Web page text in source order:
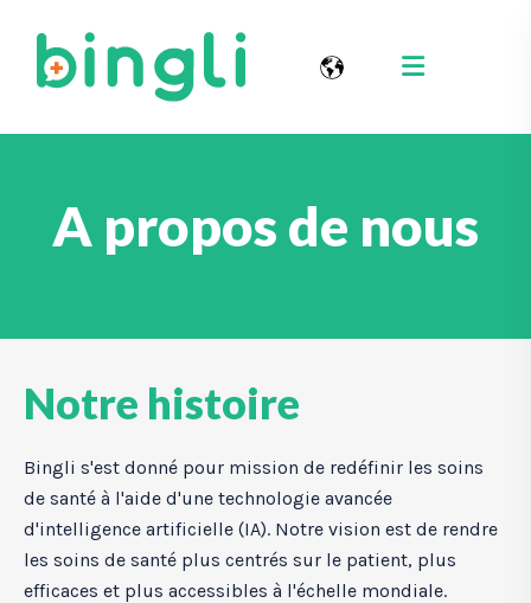
A propos de nous
Notre histoire
Bingli s'est donné pour mission de redéfinir les soins
de santé à l'aide d'une technologie avancée
d'intelligence artificielle (IA). Notre vision est de rendre
les soins de santé plus centrés sur le patient, plus
efficaces et plus accessibles à l'échelle mondiale.